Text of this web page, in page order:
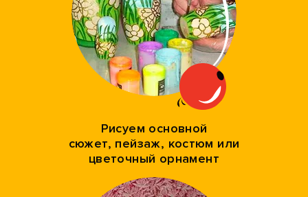
Рисуем основной
сюжет, пейзаж, костюм или
цветочный орнамент